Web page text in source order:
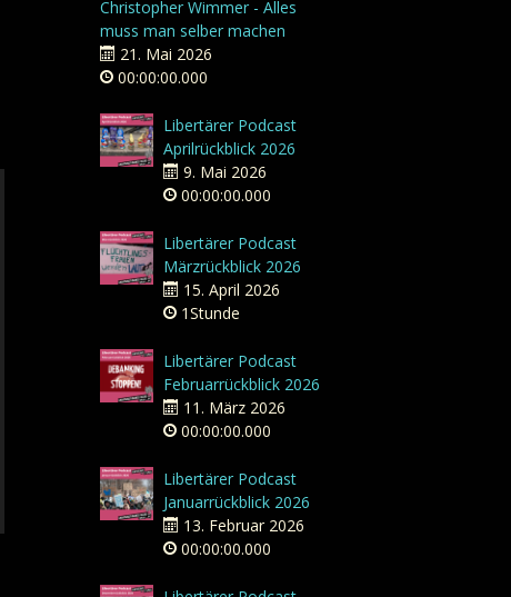
Christopher Wimmer - Alles
muss man selber machen
21. Mai 2026
00:00:00.000
Libertärer Podcast
Aprilrückblick 2026
9. Mai 2026
00:00:00.000
Libertärer Podcast
Märzrückblick 2026
15. April 2026
1Stunde
Libertärer Podcast
Februarrückblick 2026
11. März 2026
00:00:00.000
Libertärer Podcast
Januarrückblick 2026
13. Februar 2026
00:00:00.000